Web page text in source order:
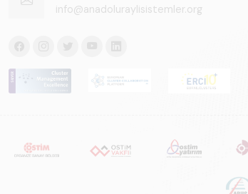
info@anadoluraylisistemler.org